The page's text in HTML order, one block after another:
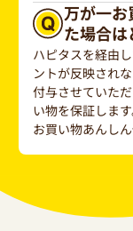
万が一お
た場合は
ハピタスを経由
ントが反映され
付与させていた
い物を保証します
お買い物あんし